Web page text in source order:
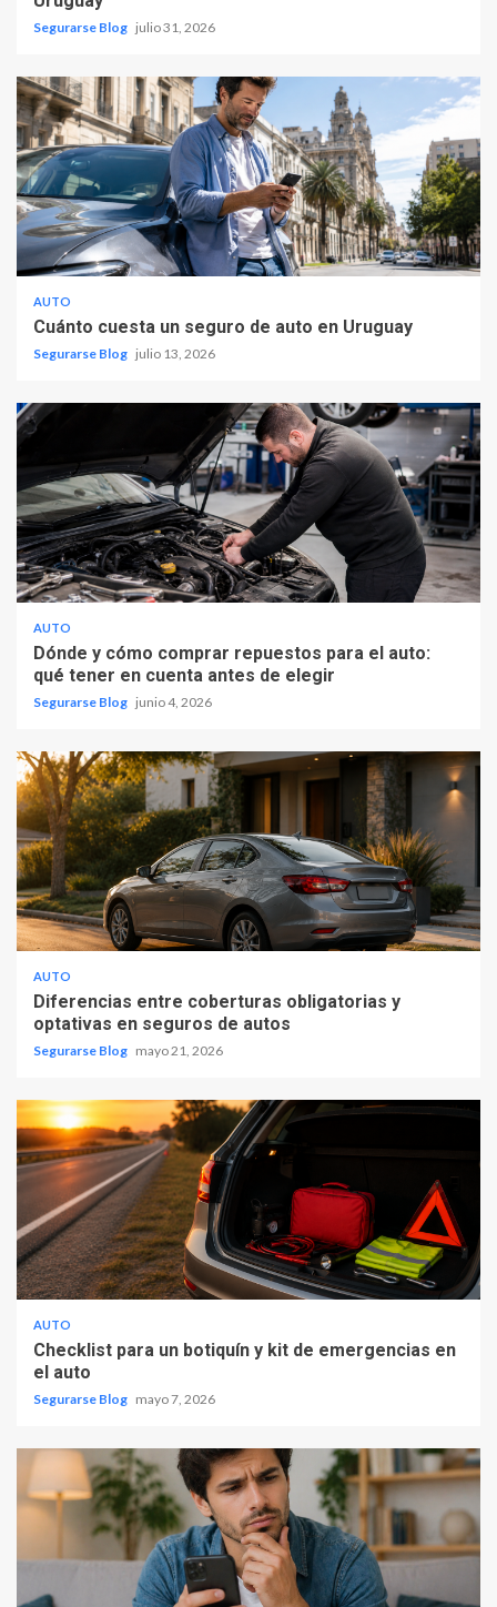
Segurarse Blog julio 31, 2026
AUTO
Cuánto cuesta un seguro de auto en Uruguay
Segurarse Blog julio 13, 2026
AUTO
Dónde y cómo comprar repuestos para el auto:
qué tener en cuenta antes de elegir
Segurarse Blog junio 4, 2026
AUTO
Diferencias entre coberturas obligatorias y
optativas en seguros de autos
Segurarse Blog mayo 21, 2026
AUTO
Checklist para un botiquín y kit de emergencias en
el auto
Segurarse Blog mayo 7, 2026